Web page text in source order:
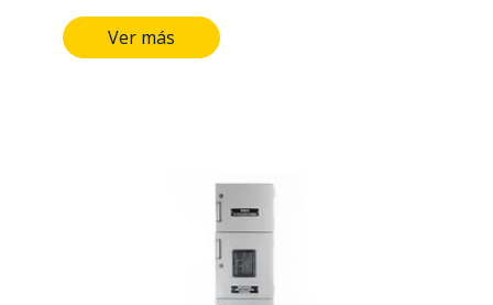
Grado de protección IP: Hasta IP66
Grado de resistencia al impacto IK:
inoxidable Mínimo calibre 20 BWG
Pintura Electroestática, color gris
RAL serie 70 Tipo de cierre: Chapa
tipo buje de seguridad y perno
Ver más